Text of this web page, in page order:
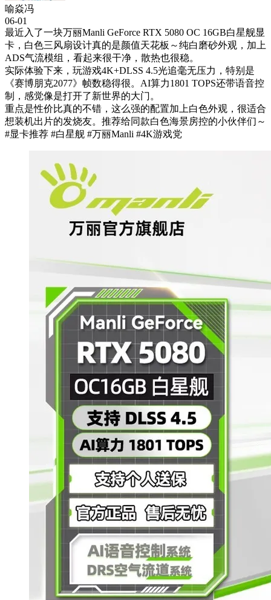
喻焱冯
06-01
最近入了一块万丽Manli GeForce RTX 5080 OC 16GB白星舰显
卡，白色三风扇设计真的是颜值天花板～纯白磨砂外观，加上
ADS气流模组，看起来很干净，散热也很稳。
实际体验下来，玩游戏4K+DLSS 4.5光追毫无压力，特别是
《赛博朋克2077》帧数稳得很。AI算力1801 TOPS还带语音控
制，感觉像是打开了新世界的大门。
重点是性价比真的不错，这么强的配置加上白色外观，很适合
想装机出片的发烧友。推荐给同款白色海景房控的小伙伴们～
#显卡推荐 #白星舰 #万丽Manli #4K游戏党